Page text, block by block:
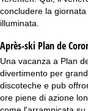
concludere la
illuminata.
Après-ski Plan de
Una vacanza a Plan
divertimento per
discoteche e pub
ore piene di azione